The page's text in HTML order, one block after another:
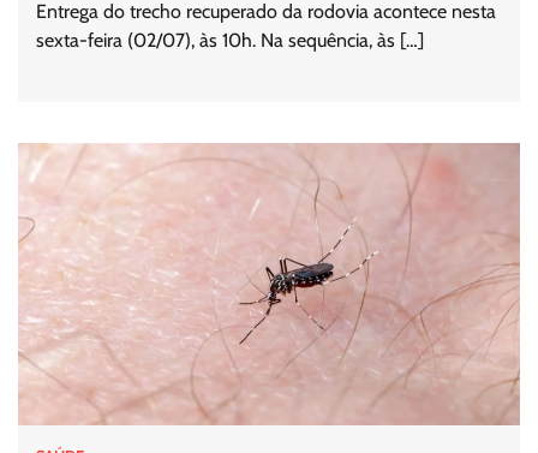
Entrega do trecho recuperado da rodovia acontece nesta
sexta-feira (02/07), às 10h. Na sequência, às […]